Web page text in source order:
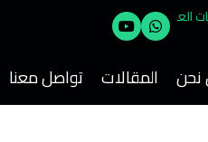
خلال ساعات العمل واستشارة
المقالات تواصل معنا